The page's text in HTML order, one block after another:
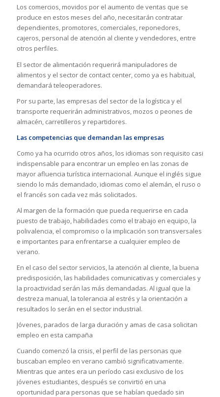
Los comercios, movidos por el aumento de ventas que se
produce en estos meses del año, necesitarán contratar
dependientes, promotores, comerciales, reponedores,
cajeros, personal de atención al cliente y vendedores, entre
otros perfiles.
El sector de alimentación requerirá manipuladores de
alimentos y el sector de contact center, como ya es habitual,
demandará teleoperadores.
Por su parte, las empresas del sector de la logística y el
transporte requerirán administrativos, mozos o peones de
almacén, carretilleros y repartidores.
Las competencias que demandan las empresas
Como ya ha ocurrido otros años, los idiomas son requisito casi
indispensable para encontrar un empleo en las zonas de
mayor afluencia turística internacional. Aunque el inglés sigue
siendo lo más demandado, idiomas como el alemán, el ruso o
el francés son cada vez más solicitados.
Al margen de la formación que pueda requerirse en cada
puesto de trabajo, habilidades como el trabajo en equipo, la
polivalencia, el compromiso o la implicación son transversales
e importantes para enfrentarse a cualquier empleo de
verano.
En el caso del sector servicios, la atención al cliente, la buena
predisposición, las habilidades comunicativas y comerciales y
la proactividad serán las más demandadas. Al igual que la
destreza manual, la tolerancia al estrés y la orientación a
resultados lo serán en el sector industrial.
Jóvenes, parados de larga duración y amas de casa solicitan
empleo en esta campaña
Cuando comenzó la crisis, el perfil de las personas que
buscaban empleo en verano cambió significativamente.
Mientras que antes era un período casi exclusivo de los
jóvenes estudiantes, después se convirtió en una
oportunidad para personas que se habían quedado sin